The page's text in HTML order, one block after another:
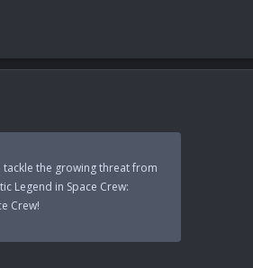
the growing threat from
Legend in Space Crew:
Crew!